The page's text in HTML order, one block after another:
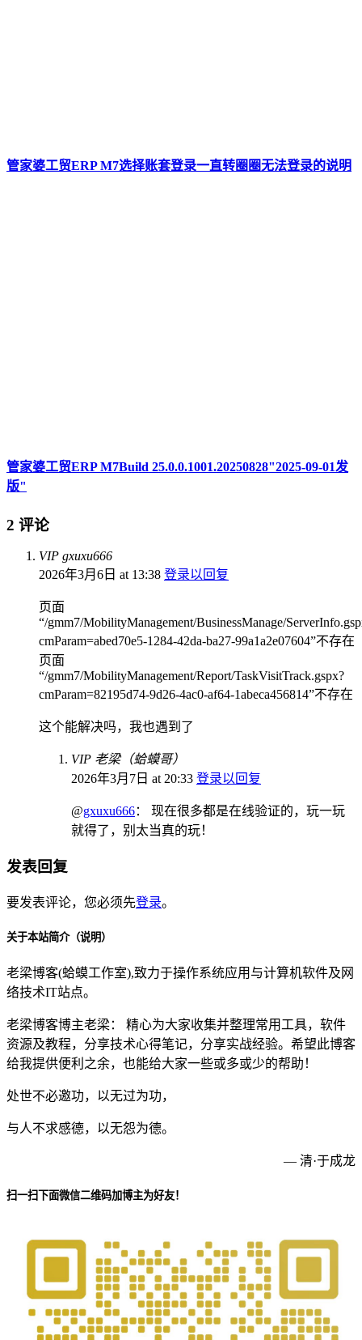
管家婆工贸ERP M7选择账套登录一直转圈圈无法登录的说明
管家婆工贸ERP M7Build 25.0.0.1001.20250828"2025-09-01发
版"
2 评论
VIP gxuxu666
2026年3月6日 at 13:38 登录以回复
页面
“/gmm7/MobilityManagement/BusinessManage/
cmParam=abed70e5-1284-42da-ba27-99a1a2e07604”不存在
页面
“/gmm7/MobilityManagement/Report/TaskVisitTrack.gspx?
cmParam=82195d74-9d26-4ac0-af64-1abeca456814”不存在
这个能解决吗，我也遇到了
VIP 老梁（蛤蟆哥）
2026年3月7日 at 20:33 登录以回复
@gxuxu666： 现在很多都是在线验证的，玩一玩
就得了，别太当真的玩！
发表回复
要发表评论，您必须先登录。
关于本站简介（说明）
老梁博客(蛤蟆工作室),致力于操作系统应用与计算机软件及网
络技术IT站点。
老梁博客博主老梁： 精心为大家收集并整理常用工具，软件
资源及教程，分享技术心得笔记，分享实战经验。希望此博客
给我提供便利之余，也能给大家一些或多或少的帮助！
处世不必邀功，以无过为功，
与人不求感德，以无怨为德。
— 清·于成龙
扫一扫下面微信二维码加博主为好友！